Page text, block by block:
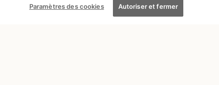
ZANZIBAR
Où séjourner à Zanzibar,
Paramètres des cookies Autoriser et fermer